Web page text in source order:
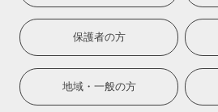
保護者の方
地域・一般の方